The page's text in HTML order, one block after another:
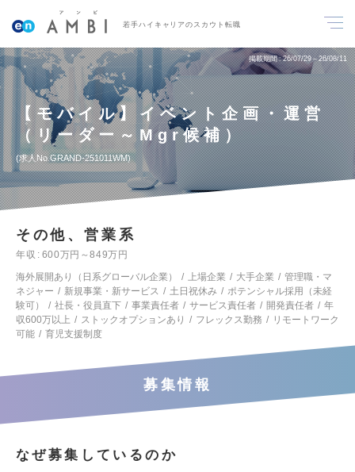
若手ハイキャリアのスカウト転職
掲載期間 26/07/29～26/08/11
【モバイル】イベント企画・運営
（リーダー～Mgr候補）
求人No.GRAND-251011WM
その他、営業系
年収
600万円～849万円
海外展開あり（日系グローバル企業）
上場企業 大手企業
管理職・マ
ネジャー
新規事業・新サービス 土日祝休み
ポテンシャル採用（未経
験可）
社長・役員直下 事業責任者 サービス責任者 開発責任者
年
収600万以上
ストックオプションあり フレックス勤務
リモートワーク
可能
育児支援制度
募集情報
なぜ募集しているのか